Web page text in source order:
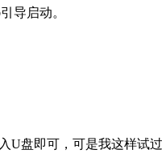
导启动。
U盘即可，可是我这样